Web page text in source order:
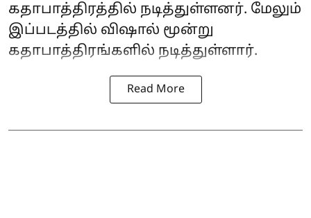
கதாபாத்திரத்தில் நடித்துள்ளனர். மேலும்
இப்படத்தில் விஷால் மூன்று
கதாபாத்திரங்களில் நடித்துள்ளார்.
Read More